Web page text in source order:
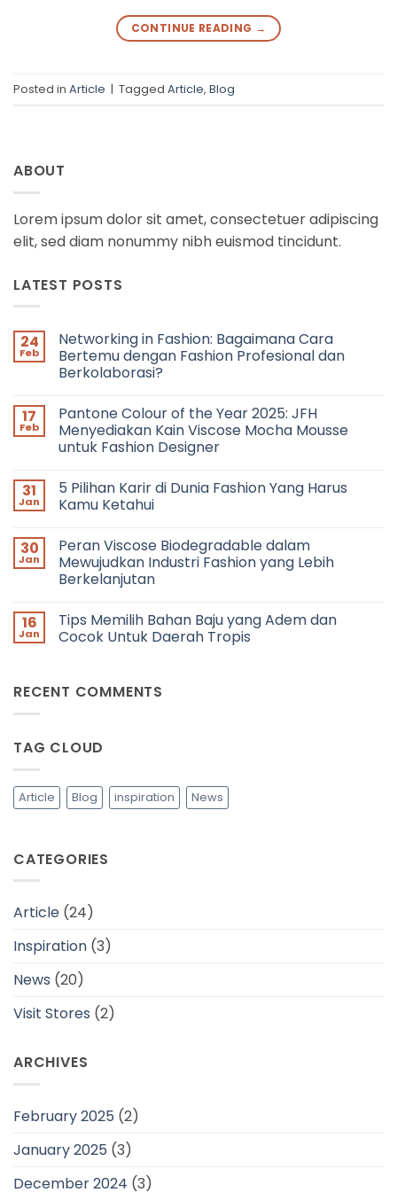
CONTINUE READING →
Posted in Article | Tagged Article, Blog
ABOUT
Lorem ipsum dolor sit amet, consectetuer adipiscing
elit, sed diam nonummy nibh euismod tincidunt.
LATEST POSTS
24
Feb
Networking in Fashion: Bagaimana Cara
Bertemu dengan Fashion Profesional dan
Berkolaborasi?
on
Networking
in
Fashion:
Bertemu
dengan
Fashion
Berkolaborasi?
17
Feb
Pantone Colour of the Year 2025: JFH
Menyediakan Kain Viscose Mocha Mousse
untuk Fashion Designer
on
Pantone
Colour
Year
2025:
JFH
Menyediakan
Mocha
Mousse
untuk
31
Jan
5 Pilihan Karir di Dunia Fashion Yang Harus
Kamu Ketahui
on
5
Pilihan
Karir
Fashion
Yang
Harus
30
Jan
Peran Viscose Biodegradable dalam
Mewujudkan Industri Fashion yang Lebih
Berkelanjutan
on
Peran
Viscose
Industri
Fashion
16
Jan
Tips Memilih Bahan Baju yang Adem dan
Cocok Untuk Daerah Tropis
Tips
Memilih
Adem
Daerah
Tropis
RECENT COMMENTS
TAG CLOUD
Article Blog inspiration News
CATEGORIES
Article (24)
Inspiration (3)
News (20)
Visit Stores (2)
ARCHIVES
February 2025 (2)
January 2025 (3)
December 2024 (3)